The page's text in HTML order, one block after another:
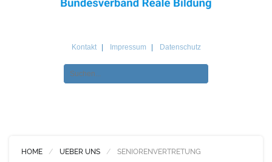
Kontakt Impressum Datenschutz
HOME UEBER UNS SENIORENVERTRETUNG